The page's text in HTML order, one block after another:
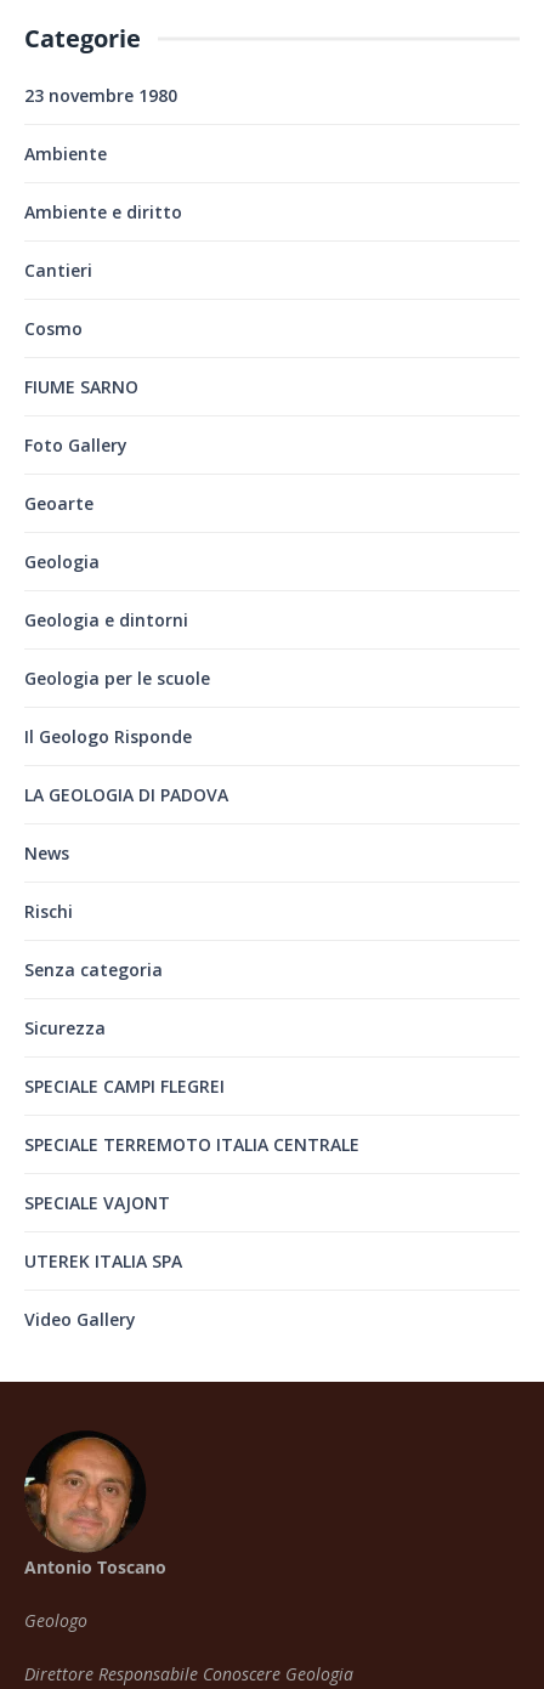
Categorie
23 novembre 1980
Ambiente
Ambiente e diritto
Cantieri
Cosmo
FIUME SARNO
Foto Gallery
Geoarte
Geologia
Geologia e dintorni
Geologia per le scuole
Il Geologo Risponde
LA GEOLOGIA DI PADOVA
News
Rischi
Senza categoria
Sicurezza
SPECIALE CAMPI FLEGREI
SPECIALE TERREMOTO ITALIA CENTRALE
SPECIALE VAJONT
UTEREK ITALIA SPA
Video Gallery
Antonio Toscano
Geologo
Direttore Responsabile Conoscere Geologia